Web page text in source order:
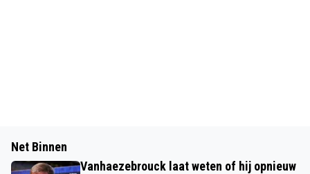
Net Binnen
Vanhaezebrouck laat weten of hij opnieuw